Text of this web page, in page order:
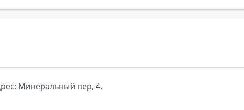
Минеральный пер, 4.